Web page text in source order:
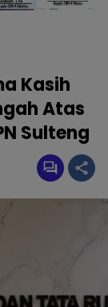
Kasih
Atas
Sulteng